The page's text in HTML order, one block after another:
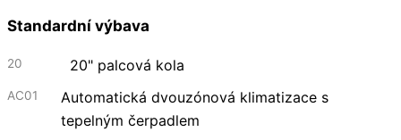
Standardní výbava
20 20" palcová kola
AC01
Automatická dvouzónová klimatizace s
tepelným čerpadlem